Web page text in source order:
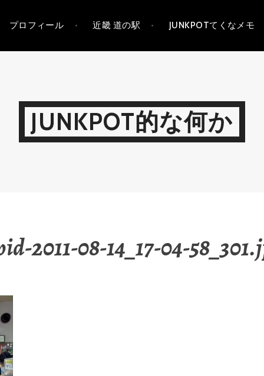
プロフィール 近畿 道の駅 JUNKPOTてくなメモ
JUNKPOT的な何か
2011-08-14_17-04-